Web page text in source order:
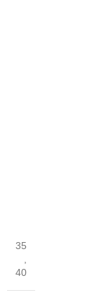
35
40